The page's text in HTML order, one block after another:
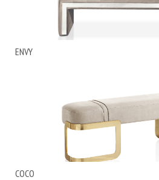
ENVY
COCO